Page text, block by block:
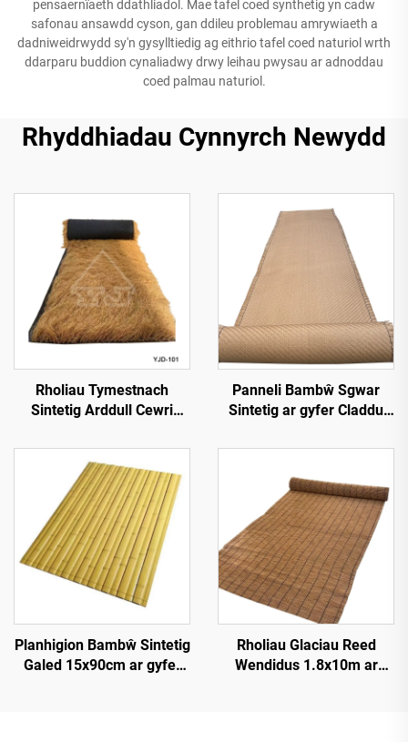
pensaernïaeth ddathliadol. Mae tafel coed synthetig yn cadw
safonau ansawdd cyson, gan ddileu problemau amrywiaeth a
dadniweidrwydd sy'n gysylltiedig ag eithrio tafel coed naturiol wrth
ddarparu buddion cynaliadwy drwy leihau pwysau ar adnoddau
coed palmau naturiol.
Rhyddhiadau Cynnyrch Newydd
Rholiau Tymestnach
Sintetig Arddull Cewri
Gosod Cyflym
Panneli Bambŵ Sgwar
Sintetig ar gyfer Claddu
Planhigion Bambŵ Sintetig
Galed 15x90cm ar gyfer
Rholiau Glaciau Reed
Wendidus 1.8x10m ar